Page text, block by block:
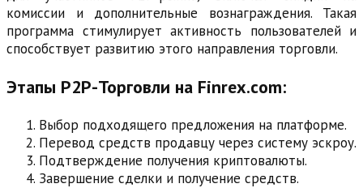
комиссии и дополнительные вознаграждения. Такая
программа стимулирует активность пользователей и
способствует развитию этого направления торговли.
Этапы P2P-Торговли на Finrex.com:
Выбор подходящего предложения на платформе.
Перевод средств продавцу через систему эскроу.
Подтверждение получения криптовалюты.
Завершение сделки и получение средств.